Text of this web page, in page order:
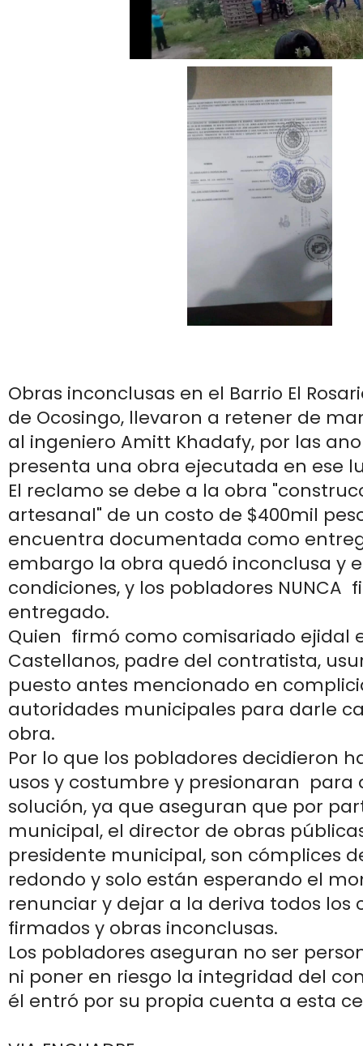
Obras inconclusas en el Barrio El
de Ocosingo, llevaron a retener de
al ingeniero Amitt Khadafy, por las
presenta una obra ejecutada en ese
El reclamo se debe a la obra
artesanal" de un costo de $400mil
encuentra documentada como
embargo la obra quedó inconclusa y
condiciones, y los pobladores NUNCA
entregado.
Quien firmó como comisariado ejidal
Castellanos, padre del contratista,
puesto antes mencionado en
autoridades municipales para darle
obra.
Por lo que los pobladores decidieron
usos y costumbre y presionaran para
solución, ya que aseguran que por
municipal, el director de obras
presidente municipal, son cómplices
redondo y solo están esperando el
renunciar y dejar a la deriva todos los
firmados y obras inconclusas.
Los pobladores aseguran no ser
ni poner en riesgo la integridad del
él entró por su propia cuenta a esta